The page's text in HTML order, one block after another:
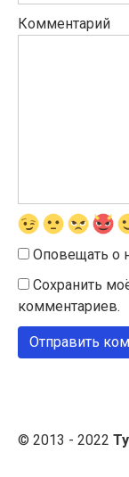
Комментарий
Оповещать о
Сохранить
комментариев.
© 2013 - 2022